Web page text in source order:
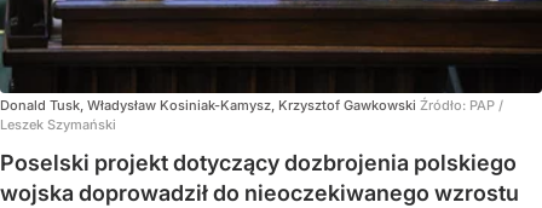
Donald Tusk, Władysław Kosiniak-Kamysz, Krzysztof Gawkowski Źródło: PAP /
Leszek Szymański
Poselski projekt dotyczący dozbrojenia polskiego
wojska doprowadził do nieoczekiwanego wzrostu